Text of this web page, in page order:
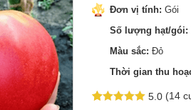
Đơn vị tính: Gói
Số lượng hạt/gói:
Màu sắc: Đỏ
Thời gian thu
5.0 (14